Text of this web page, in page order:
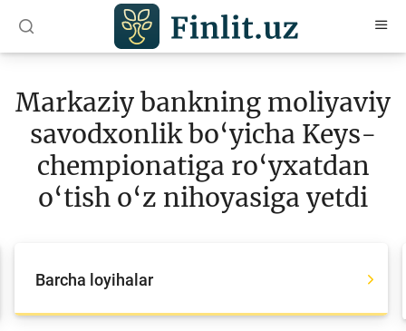
Maqolalar
O‘quv qo‘llanmalar
Loyihalar
Markaziy bankning moliyaviy
savodxonlik bo‘yicha Keys-
chempionatiga ro‘yxatdan
o‘tish o‘z nihoyasiga yetdi
Barcha loyihalar